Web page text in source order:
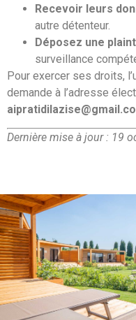
Recevoir leurs
autre détenteur.
Déposez une
surveillance
Pour exercer ses droits,
demande à l’adresse
Dernière mise à jour : 19